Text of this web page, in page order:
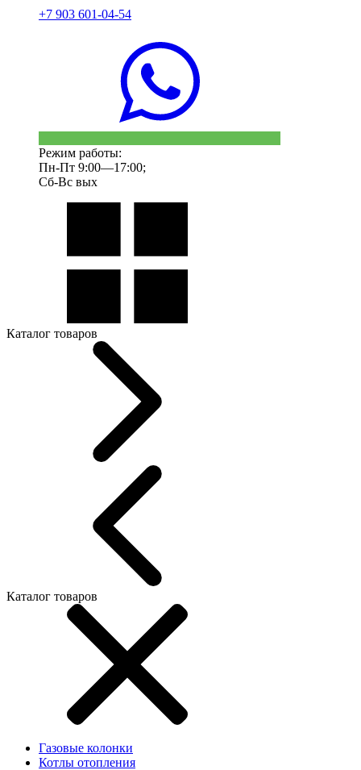
+7 903 601-04-54
Режим работы:
Пн-Пт 9:00—17:00;
Сб-Вс вых
Каталог товаров
Каталог товаров
Газовые колонки
Котлы отопления